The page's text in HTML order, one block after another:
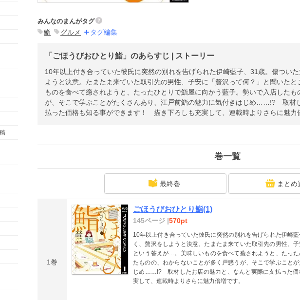
みんなのまんがタグ
鮨 グルメ タグ編集
「ごほうびおひとり鮨」のあらすじ | ストーリー
10年以上付き合っていた彼氏に突然の別れを告げられた伊崎藍子、31歳。傷つい
ようと決意。たまたま来ていた取引先の男性、子安に「贅沢って何？」と聞いた
ものを食べて癒されようと、たったひとりで鮨屋に向かう藍子。勢いで入店した
が、そこで学ぶことがたくさんあり、江戸前鮨の魅力に気付きはじめ……!? 取材
払った価格も知る事ができます！ 描き下ろしも充実して、連載時よりさらに魅力
巻一覧
最終巻 まとめ
1巻
ごほうびおひとり鮨(1)
145ページ |570pt
10年以上付き合っていた彼氏に突然の別れを告げられた伊崎
く、贅沢をしようと決意。たまたま来ていた取引先の男性、
という答えが…。美味しいものを食べて癒されようと、たっ
たものの、わからないことが多く戸惑うが、そこで学ぶこと
じめ……!? 取材したお店の魅力と、なんと実際に支払った
実して、連載時よりさらに魅力倍増です。